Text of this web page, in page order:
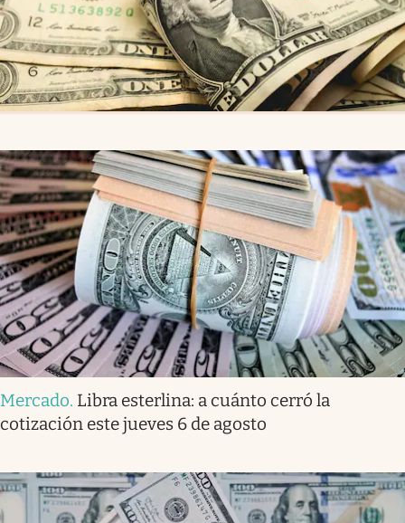
Mercado. Libra esterlina: a cuánto cerró la
cotización este jueves 6 de agosto